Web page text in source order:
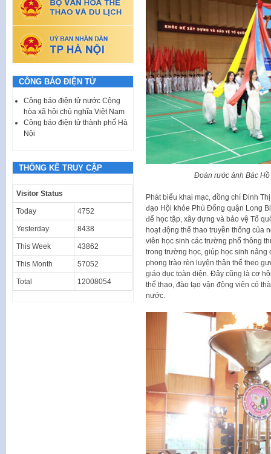
Đoàn rước ảnh Bác
Phát biểu khai mạc, đồng chí Đinh
đạo Hội khỏe Phù Đổng quận Long
để học tập, xây dựng và bảo vệ Tổ
hoạt động thể thao truyền thống của
viên học sinh các trường phổ thông
trong trường học, giúp học sinh nâng
phong trào rèn luyện thân thể theo
giáo dục toàn diện. Đây cũng là cơ
thể thao, đào tạo vận động viên có
nước.
CÔNG BÁO ĐIỆN TỬ
Công báo điện tử nước Cộng
hòa xã hội chủ nghĩa Việt Nam
Công báo điện tử thành phố Hà
Nội
THỐNG KÊ TRUY CẬP
Visitor Status
Today 4752
Yesterday 8438
This Week 43862
This Month 57052
Total 12008054